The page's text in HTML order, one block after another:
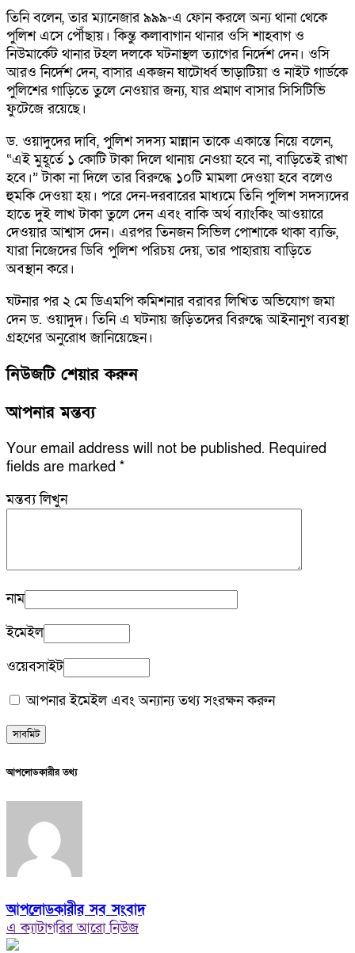
তিনি বলেন, তার ম্যানেজার ৯৯৯-এ ফোন করলে অন্য থানা থেকে
পুলিশ এসে পৌঁছায়। কিন্তু কলাবাগান থানার ওসি শাহবাগ ও
নিউমার্কেট থানার টহল দলকে ঘটনাস্থল ত্যাগের নির্দেশ দেন। ওসি
আরও নির্দেশ দেন, বাসার একজন ষাটোর্ধ্ব ভাড়াটিয়া ও নাইট গার্ডকে
পুলিশের গাড়িতে তুলে নেওয়ার জন্য, যার প্রমাণ বাসার সিসিটিভি
ফুটেজে রয়েছে।
ড. ওয়াদুদের দাবি, পুলিশ সদস্য মান্নান তাকে একান্তে নিয়ে বলেন,
“এই মুহূর্তে ১ কোটি টাকা দিলে থানায় নেওয়া হবে না, বাড়িতেই রাখা
হবে।” টাকা না দিলে তার বিরুদ্ধে ১০টি মামলা দেওয়া হবে বলেও
হুমকি দেওয়া হয়। পরে দেন-দরবারের মাধ্যমে তিনি পুলিশ সদস্যদের
হাতে দুই লাখ টাকা তুলে দেন এবং বাকি অর্থ ব্যাংকিং আওয়ারে
দেওয়ার আশ্বাস দেন। এরপর তিনজন সিভিল পোশাকে থাকা ব্যক্তি,
যারা নিজেদের ডিবি পুলিশ পরিচয় দেয়, তার পাহারায় বাড়িতে
অবস্থান করে।
ঘটনার পর ২ মে ডিএমপি কমিশনার বরাবর লিখিত অভিযোগ জমা
দেন ড. ওয়াদুদ। তিনি এ ঘটনায় জড়িতদের বিরুদ্ধে আইনানুগ ব্যবস্থা
গ্রহণের অনুরোধ জানিয়েছেন।
নিউজটি শেয়ার করুন
আপনার মন্তব্য
Your email address will not be published. Required
fields are marked *
মন্তব্য লিখুন
নাম
ইমেইল
ওয়েবসাইট
আপনার ইমেইল এবং অন্যান্য তথ্য সংরক্ষন করুন
আপলোডকারীর তথ্য
আপলোডকারীর সব সংবাদ
এ ক্যাটাগরির আরো নিউজ